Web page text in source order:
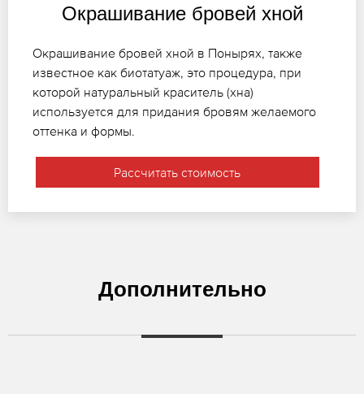
Окрашивание бровей хной
Окрашивание бровей хной в Понырях, также
известное как биотатуаж, это процедура, при
которой натуральный краситель (хна)
используется для придания бровям желаемого
оттенка и формы.
Рассчитать стоимость
Дополнительно